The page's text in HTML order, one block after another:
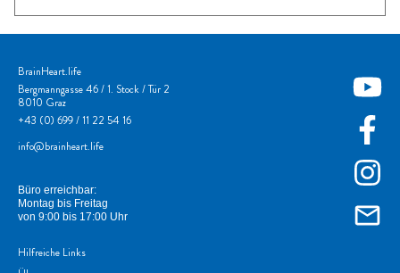
BrainHeart.life
Bergmanngasse 46 / 1. Stock / Tür 2
8010 Graz
+43 (0) 699 / 11 22 54 16
info@brainheart.life
Büro erreichbar:
Montag bis Freitag
von 9:00 bis 17:00 Uhr
Hilfreiche Links